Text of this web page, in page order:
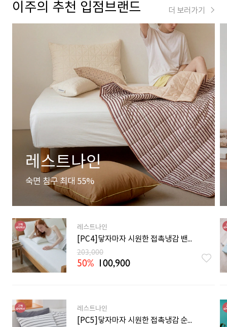
이주의 추천 입점브랜드 더 보러가기
레스트나인
숙면 침구 최대 55%
레스트나인
[PC4]닿자마자 시원한 접촉냉감 밴딩 여름 매트리스커버 SS/Q/K
203,000
50% 100,900
레스트나인
[PC5]닿자마자 시원한 접촉냉감 순면 체온조절 여름 베개커버 3컬러